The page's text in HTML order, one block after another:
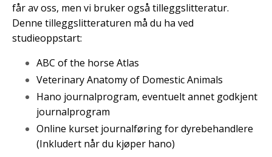
får av oss, men vi bruker også tilleggslitteratur.
Denne tilleggslitteraturen må du ha ved
studieoppstart:
ABC of the horse Atlas
Veterinary Anatomy of Domestic Animals
Hano journalprogram, eventuelt annet godkjent
journalprogram
Online kurset journalføring for dyrebehandlere
(Inkludert når du kjøper hano)